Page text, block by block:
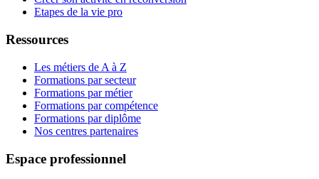
Etapes de la vie pro
Ressources
Les métiers de A à Z
Formations par secteur
Formations par métier
Formations par compétence
Formations par diplôme
Nos centres partenaires
Espace professionnel